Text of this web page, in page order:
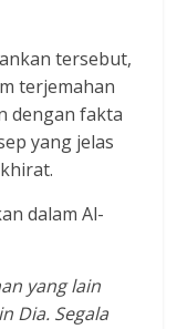
tersebut,
terjemahan
dengan fakta
yang jelas
dalam Al-
yang lain
Dia. Segala